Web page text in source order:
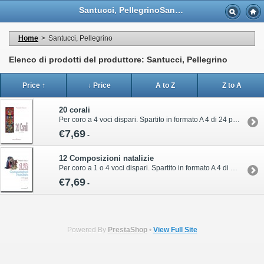
Santucci, PellegrinoSantucci, Pellegrino - Casa Musicale Eco
Home > Santucci, Pellegrino
Elenco di prodotti del produttore: Santucci, Pellegrino
Price ↑ ↓ Price A to Z Z to A
20 corali
Per coro a 4 voci dispari. Spartito in formato A 4 di 24 paginePer informazioni sull’acquisto di questa pubblicazione contattare il servizio clienti Volonté & Co:ordini@volonte-co.comTel: 02/45473285 - Fax: 02/36596796
€7,69 -
12 Composizioni natalizie
Per coro a 1 o 4 voci dispari. Spartito in formato A 4 di 20 paginePer informazioni sull’acquisto di questa pubblicazione contattare il servizio clienti Volonté & Co:ordini@volonte-co.comTel: 02/45473285 - Fax: 02/36596796
€7,69 -
Powered By PrestaShop• View Full Site